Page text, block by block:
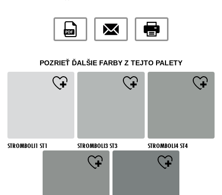
POZRIEŤ ĎALŠIE FARBY Z TEJTO PALETY
STROMBOLI1 ST1 STROMBOLI3 ST3 STROMBOLI4 ST4